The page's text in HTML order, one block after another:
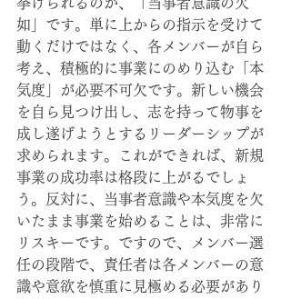
如」です。単に上からの指示を受けて
動くだけではなく、各メンバーが自ら
考え、積極的に事業にのめり込む「本
気度」が必要不可欠です。新しい機会
を自ら見つけ出し、志を持って物事を
成し遂げようとするリーダーシップが
求められます。これができれば、新規
事業の成功率は格段に上がるでしょ
う。反対に、当事者意識や本気度を欠
いたまま事業を始めることは、非常に
リスキーです。ですので、メンバー選
任の段階で、責任者は各メンバーの意
識や意欲を慎重に見極める必要があり